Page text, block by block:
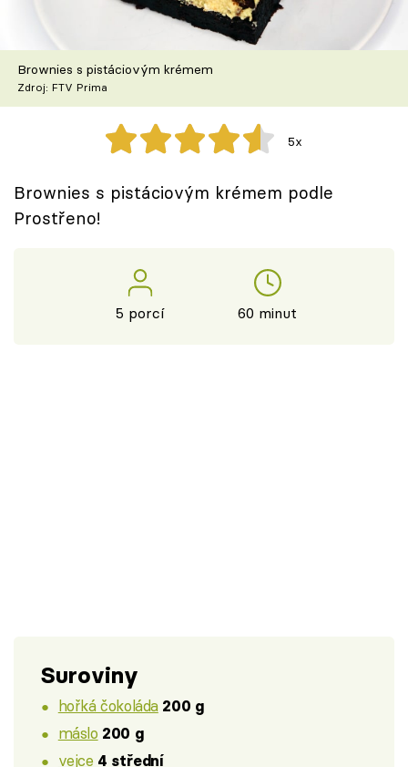
Recepty z TV
Speciál: Cuketa
Těhotnej kuchař
Sledujte prima+
Brownies s pistáciovým krémem
Zdroj: FTV Prima
5x
Brownies s pistáciovým krémem podle
Prostřeno!
5 porcí 60 minut
Suroviny
hořká čokoláda 200 g
máslo 200 g
vejce 4 střední